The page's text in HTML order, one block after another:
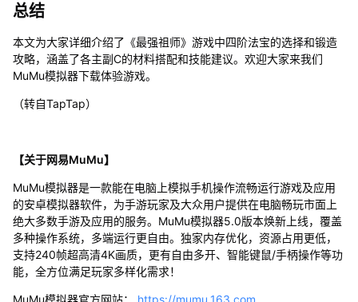
总结
本文为大家详细介绍了《最强祖师》游戏中四阶法宝的选择和锻造
攻略，涵盖了各主副C的材料搭配和技能建议。欢迎大家来我们
MuMu模拟器下载体验游戏。
（转自TapTap）
【关于网易MuMu】
MuMu模拟器是一款能在电脑上模拟手机操作流畅运行游戏及应用
的安卓模拟器软件，为手游玩家及大众用户提供在电脑畅玩市面上
绝大多数手游及应用的服务。MuMu模拟器5.0版本焕新上线，覆盖
多种操作系统，多端运行更自由。独家内存优化，资源占用更低，
支持240帧超高清4K画质，更有自由多开、智能键鼠/手柄操作等功
能，全方位满足玩家多样化需求！
MuMu模拟器官方网站： https://mumu.163.com